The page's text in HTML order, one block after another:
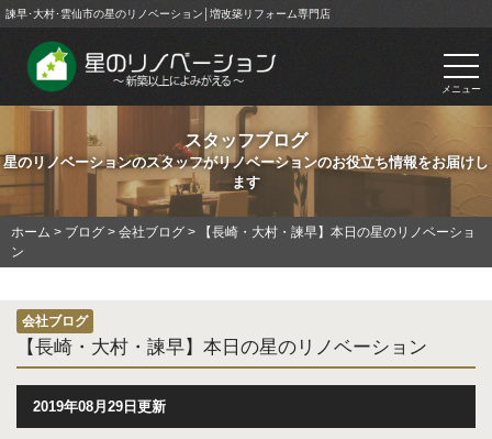
諫早･大村･雲仙市の星のリノベーション│増改築リフォーム専門店
メニュー
スタッフブログ
星のリノベーションのスタッフがリノベーションのお役立ち情報をお届けし
ます
ホーム > ブログ > 会社ブログ >
【長崎・大村・諫早】本日の星のリノベーショ
ン
会社ブログ
【長崎・大村・諫早】本日の星のリノベーション
2019年08月29日更新